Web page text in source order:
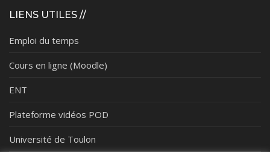
LIENS UTILES //
Emploi du temps
Cours en ligne (Moodle)
ENT
Plateforme vidéos POD
Université de Toulon